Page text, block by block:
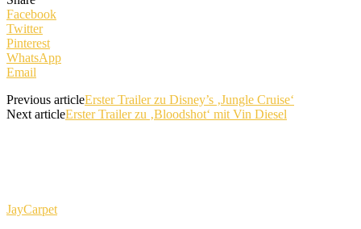
Facebook
Twitter
Pinterest
WhatsApp
Email
Previous articleErster Trailer zu Disney’s ‚Jungle Cruise‘
Next articleErster Trailer zu ‚Bloodshot‘ mit Vin Diesel
JayCarpet